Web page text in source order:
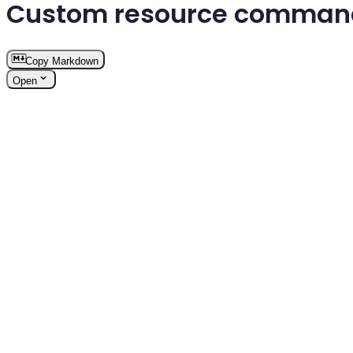
Custom resource
Copy Markdown
Open